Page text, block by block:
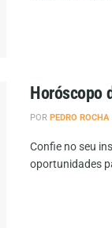
Horóscopo
POR PEDRO ROCHA
Confie no seu
oportunidades